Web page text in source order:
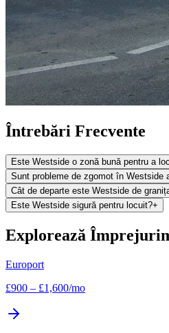
Întrebări Frecvente
Este Westside o zonă bună pentru a
Sunt probleme de zgomot în Westside
Cât de departe este Westside de
Este Westside sigură pentru locuit?+
Explorează
Europort
£900 – £1,600/mo